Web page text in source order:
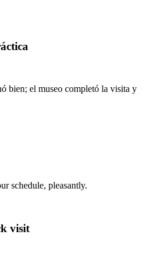
bien; el museo completó la visita y
schedule, pleasantly.
visit